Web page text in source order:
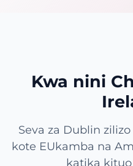
Kwa nini
Seva za Dublin
kote EUkamba na
katika